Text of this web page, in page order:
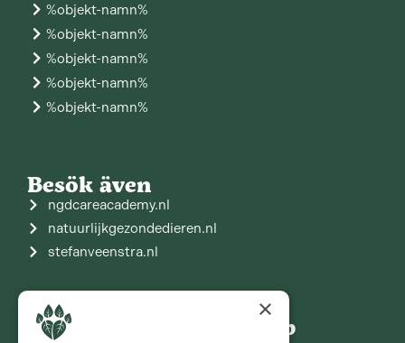
%objekt-namn%
%objekt-namn%
%objekt-namn%
%objekt-namn%
%objekt-namn%
Besök även
ngdcareacademy.nl
natuurlijkgezondedieren.nl
stefanveenstra.nl
Gå med i vår gemenskap
×